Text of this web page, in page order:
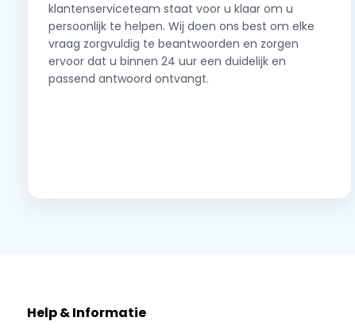
klantenserviceteam staat voor u klaar om u
persoonlijk te helpen. Wij doen ons best om elke
vraag zorgvuldig te beantwoorden en zorgen
ervoor dat u binnen 24 uur een duidelijk en
passend antwoord ontvangt.
Help & Informatie